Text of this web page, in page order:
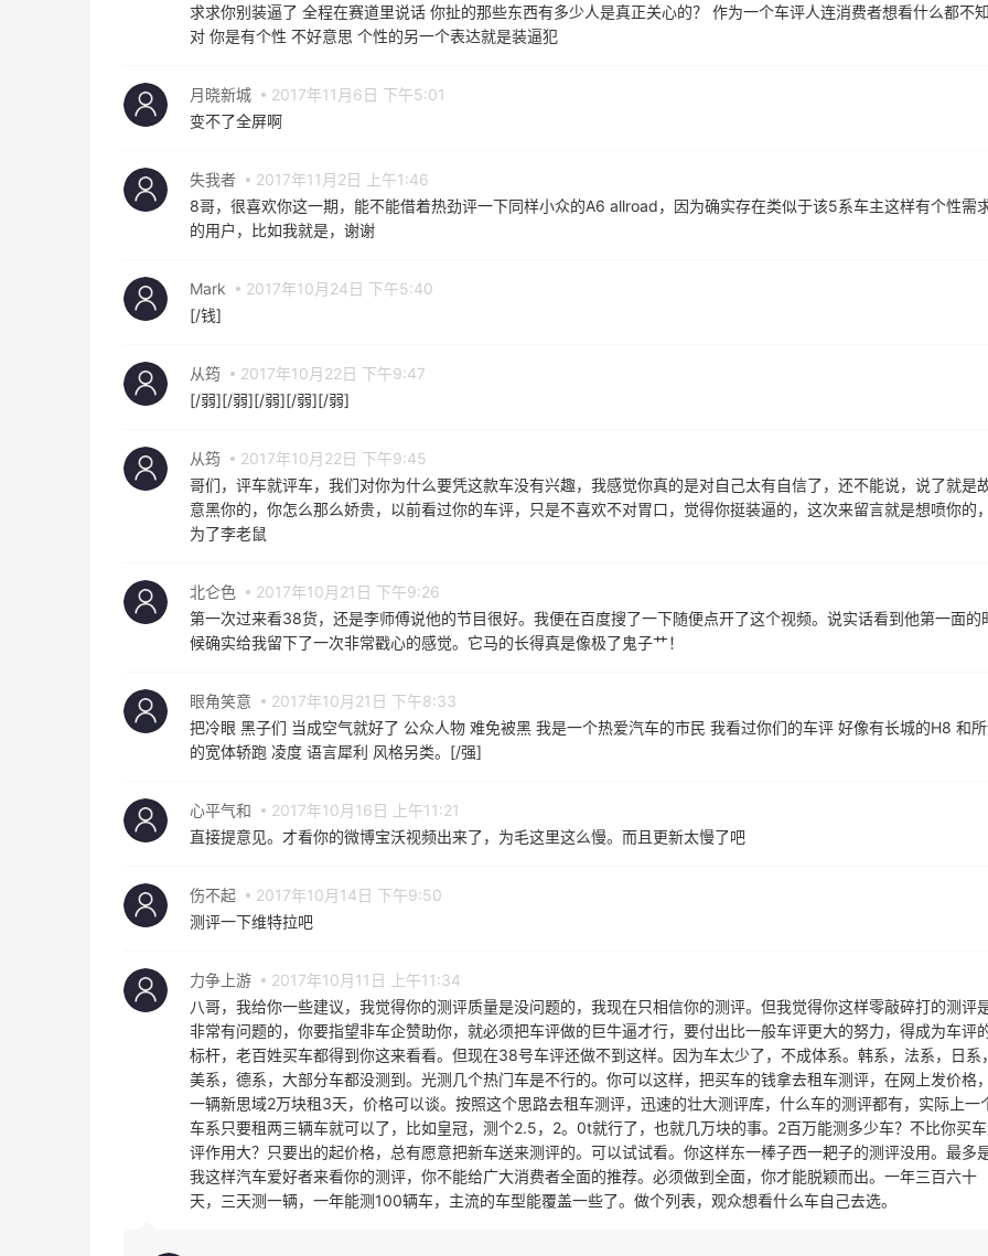
求求你别装逼了 全程在赛道里说话 你扯的那些东西有多少人是真正关心的？ 作为一个车评人连消费者想看什么都不
对 你是有个性 不好意思 个性的另一个表达就是装逼犯
月晓新城
2017年11月6日 下午5:01
变不了全屏啊
失我者
2017年11月2日 上午1:46
8哥，很喜欢你这一期，能不能借着热劲评一下同样小众的A6 allroad，因为确实存在类似于该5系车主这样有个性需
的用户，比如我就是，谢谢
Mark
2017年10月24日 下午5:40
[/钱]
从筠
2017年10月22日 下午9:47
[/弱][/弱][/弱][/弱][/弱]
从筠
2017年10月22日 下午9:45
哥们，评车就评车，我们对你为什么要凭这款车没有兴趣，我感觉你真的是对自己太有自信了，还不能说，说了就是
意黑你的，你怎么那么娇贵，以前看过你的车评，只是不喜欢不对胃口，觉得你挺装逼的，这次来留言就是想喷你的
为了李老鼠
北仑色
2017年10月21日 下午9:26
第一次过来看38货，还是李师傅说他的节目很好。我便在百度搜了一下随便点开了这个视频。说实话看到他第一面的
候确实给我留下了一次非常戳心的感觉。它马的长得真是像极了鬼子艹！
眼角笑意
2017年10月21日 下午8:33
把冷眼 黑子们 当成空气就好了 公众人物 难免被黑 我是一个热爱汽车的市民 我看过你们的车评 好像有长城的H8 和
的宽体轿跑 凌度 语言犀利 风格另类。[/强]
心平气和
2017年10月16日 上午11:21
直接提意见。才看你的微博宝沃视频出来了，为毛这里这么慢。而且更新太慢了吧
伤不起
2017年10月14日 下午9:50
测评一下维特拉吧
力争上游
2017年10月11日 上午11:34
八哥，我给你一些建议，我觉得你的测评质量是没问题的，我现在只相信你的测评。但我觉得你这样零敲碎打的测评
非常有问题的，你要指望非车企赞助你，就必须把车评做的巨牛逼才行，要付出比一般车评更大的努力，得成为车评
标杆，老百姓买车都得到你这来看看。但现在38号车评还做不到这样。因为车太少了，不成体系。韩系，法系，日系
美系，德系，大部分车都没测到。光测几个热门车是不行的。你可以这样，把买车的钱拿去租车测评，在网上发价格
一辆新思域2万块租3天，价格可以谈。按照这个思路去租车测评，迅速的壮大测评库，什么车的测评都有，实际上一
车系只要租两三辆车就可以了，比如皇冠，测个2.5，2。0t就行了，也就几万块的事。2百万能测多少车？不比你买
评作用大？只要出的起价格，总有愿意把新车送来测评的。可以试试看。你这样东一棒子西一耙子的测评没用。最多
我这样汽车爱好者来看你的测评，你不能给广大消费者全面的推荐。必须做到全面，你才能脱颖而出。一年三百六十
天，三天测一辆，一年能测100辆车，主流的车型能覆盖一些了。做个列表，观众想看什么车自己去选。